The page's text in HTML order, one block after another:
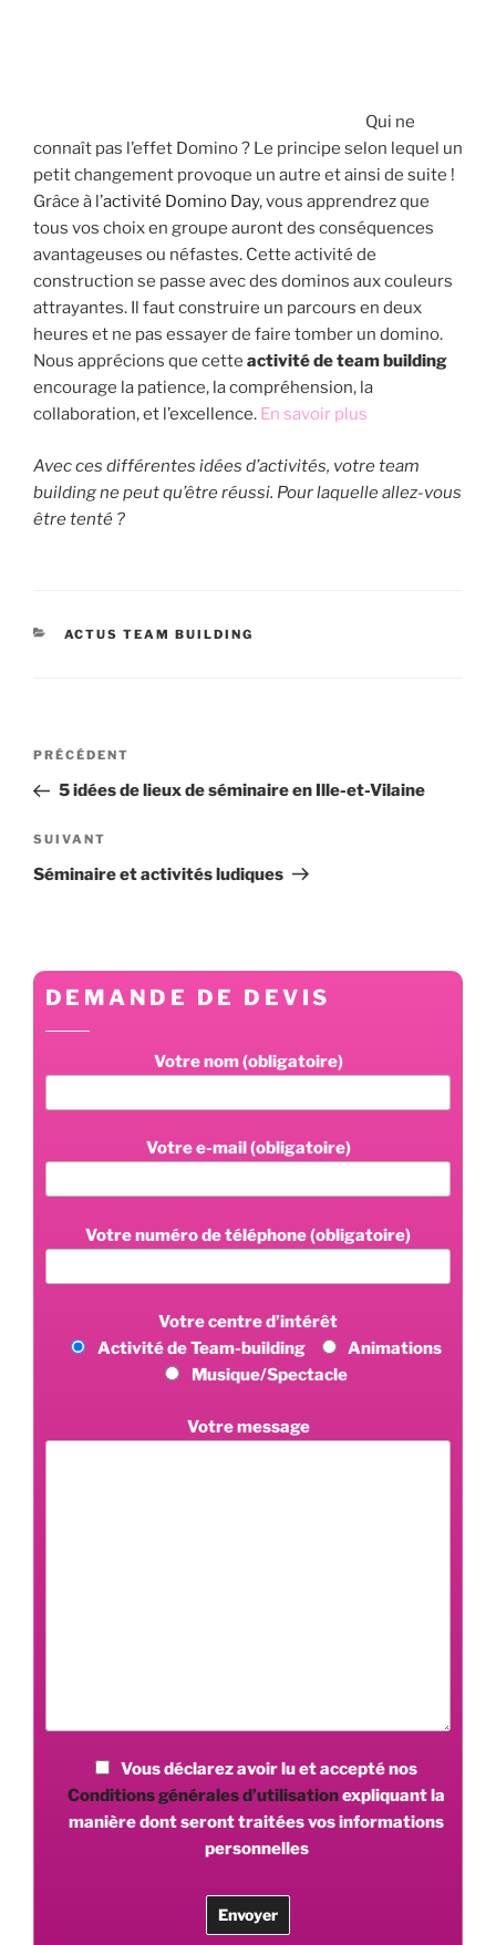
Qui ne
connaît pas l’effet Domino ? Le principe selon lequel un
petit changement provoque un autre et ainsi de suite !
Grâce à l’activité Domino Day, vous apprendrez que
tous vos choix en groupe auront des conséquences
avantageuses ou néfastes. Cette activité de
construction se passe avec des dominos aux couleurs
attrayantes. Il faut construire un parcours en deux
heures et ne pas essayer de faire tomber un domino.
Nous apprécions que cette activité de team building
encourage la patience, la compréhension, la
collaboration, et l’excellence. En savoir plus
Avec ces différentes idées d’activités, votre team
building ne peut qu’être réussi. Pour laquelle allez-vous
être tenté ?
CATÉGORIES
ACTUS TEAM BUILDING
Navigation
l’article
Article
précédent
PRÉCÉDENT
5 idées de lieux de séminaire en Ille-et-Vilaine
Article
suivant
SUIVANT
Séminaire et activités ludiques
DEMANDE DE DEVIS
Votre nom (obligatoire)
Votre e-mail (obligatoire)
Votre numéro de téléphone (obligatoire)
Votre centre d’intérêt
Activité de Team-building
Animations
Musique/Spectacle
Votre message
Vous déclarez avoir lu et accepté nos
Conditions générales d’utilisationexpliquant la
manière dont seront traitées vos informations
personnelles